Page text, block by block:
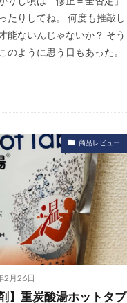
たりしてね。 何度も推敲し
能ないんじゃないか？ そう
のように思う日もあった。
商品レビュー
2月26日
】重炭酸湯ホットタブ